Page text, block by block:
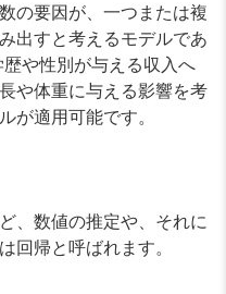
の要因が、一つまたは複
出すと考えるモデルであ
や性別が与える収入へ
や体重に与える影響を考
が適用可能です。
、数値の推定や、それに
回帰と呼ばれます。